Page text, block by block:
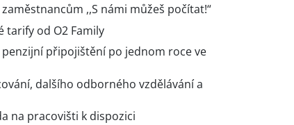
,,S námi můžeš počítat!“
tarify od O2 Family
penzijní připojištění po jednom roce ve
dalšího odborného vzdělávání a
na pracovišti k dispozici